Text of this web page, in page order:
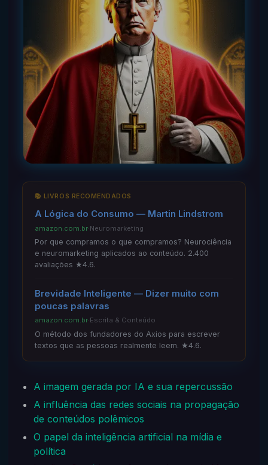
📚 LIVROS RECOMENDADOS
A Lógica do Consumo — Martin Lindstrom
amazon.com.br·Neuromarketing
Por que compramos o que compramos? Neurociência
e neuromarketing aplicados ao conteúdo. 2.400
avaliações ★4.6.
Brevidade Inteligente — Dizer muito com
poucas palavras
amazon.com.br·Escrita & Conteúdo
O método dos fundadores do Axios para escrever
textos que as pessoas realmente leem. ★4.6.
A imagem gerada por IA e sua repercussão
A influência das redes sociais na propagação
de conteúdos polêmicos
O papel da inteligência artificial na mídia e
política